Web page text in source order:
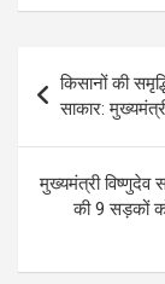
ce
o
o
k
se
g
er
navigation
किसानों की
साकार:
मुख्यमंत्री विष्णुदेव
की 9 सड़कों